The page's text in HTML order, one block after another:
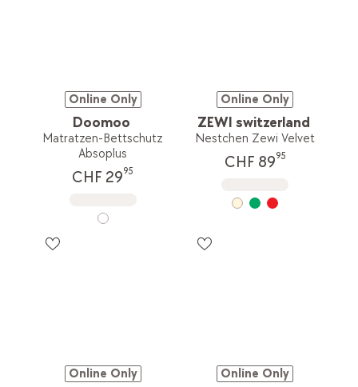
Online Only
Doomoo
Matratzen-Bettschutz
Absoplus
CHF 2995
Online Only
ZEWI switzerland
Nestchen Zewi Velvet
CHF 8995
Online Only Online Only